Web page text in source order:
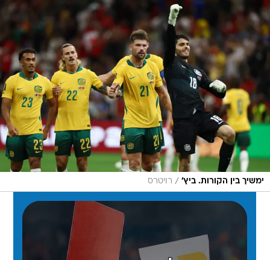
ימשיך בין הקורות. ביץ' / רויטרס